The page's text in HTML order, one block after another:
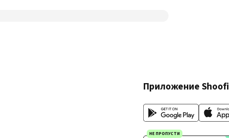
Приложение Shoofi
НЕ ПРОПУСТИ